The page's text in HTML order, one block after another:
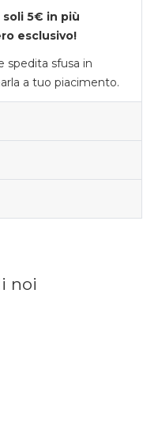
5€ in più
esclusivo!
spedita sfusa in
a tuo piacimento.
noi